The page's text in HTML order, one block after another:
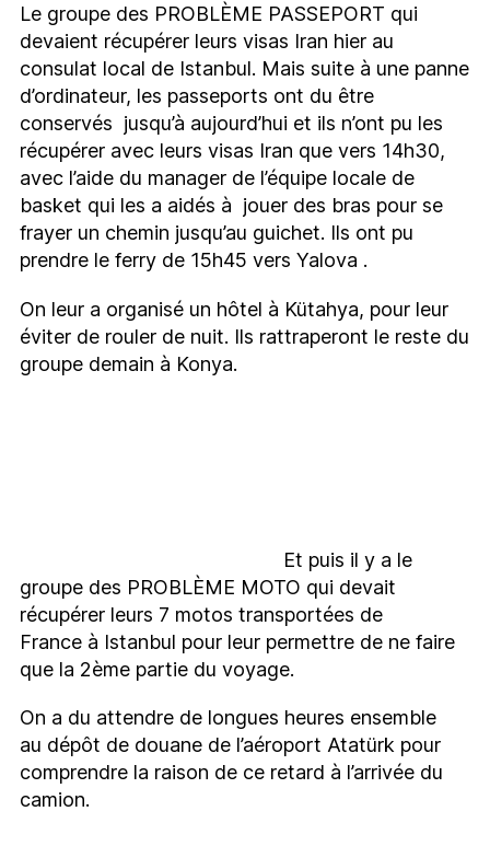
Le groupe des PROBLÈME PASSEPORT qui
devaient récupérer leurs visas Iran hier au
consulat local de Istanbul. Mais suite à une panne
d’ordinateur, les passeports ont du être
conservés jusqu’à aujourd’hui et ils n’ont pu les
récupérer avec leurs visas Iran que vers 14h30,
avec l’aide du manager de l’équipe locale de
basket qui les a aidés à jouer des bras pour se
frayer un chemin jusqu’au guichet. Ils ont pu
prendre le ferry de 15h45 vers Yalova .
On leur a organisé un hôtel à Kütahya, pour leur
éviter de rouler de nuit. Ils rattraperont le reste du
groupe demain à Konya.
Et puis il y a le
groupe des PROBLÈME MOTO qui devait
récupérer leurs 7 motos transportées de
France à Istanbul pour leur permettre de ne faire
que la 2ème partie du voyage.
On a du attendre de longues heures ensemble
au dépôt de douane de l’aéroport Atatürk pour
comprendre la raison de ce retard à l’arrivée du
camion.